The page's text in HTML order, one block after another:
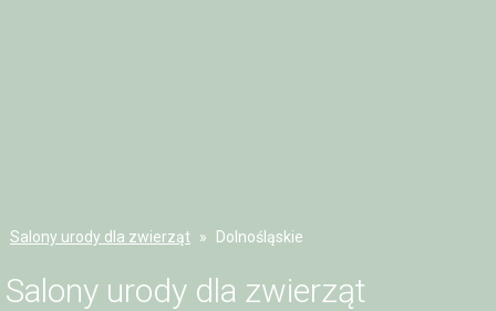
Salony urody dla zwierząt Dolnośląskie
Salony urody dla zwierząt